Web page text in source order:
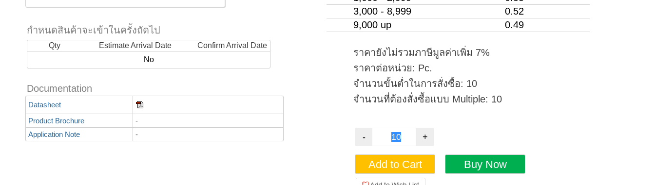
กำหนดสินค้าจะเข้าในครั้งถัดไป
Qty Estimate Arrival Date
Confirm Arrival Date
No
Documentation
Datasheet
Product Brochure
-
Application Note
-
3,000 - 8,999
0.52
9,000 up
0.49
ราคายังไม่รวมภาษีมูลค่าเพิ่ม 7%
ราคาต่อหน่วย: Pc.
จำนวนขั้นต่ำในการสั่งซื้อ: 10
จำนวนที่ต้องสั่งซื้อแบบ Multiple: 10